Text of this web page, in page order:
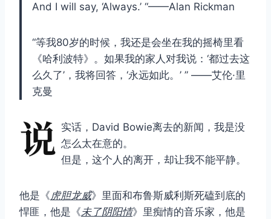
And I will say, ‘Always.’ “——Alan Rickman
“等我80岁的时候，我还是会坐在我的摇椅里看
《哈利波特》。如果我的家人对我说：‘都过去这
么久了’，我将回答，‘永远如此。’ ” ——艾伦·里
克曼
说 实话，David Bowie离去的新闻，我是没
怎么太在意的。
但是，这个人的离开，却让我不能平静。
他是《虎胆龙威》里面和布鲁斯威利斯死磕到底的
悍匪，他是《未了阴阳情》里痴情的音乐家，他是